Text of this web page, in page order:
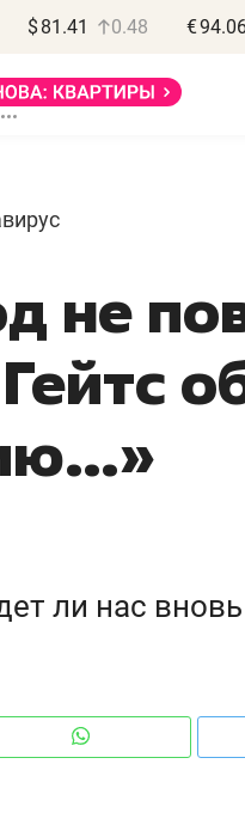
$ 81.41 0.48 €
не
ли нас
Василь Мазитов
МАРТ
местных
минимум
выйти на зарубежные